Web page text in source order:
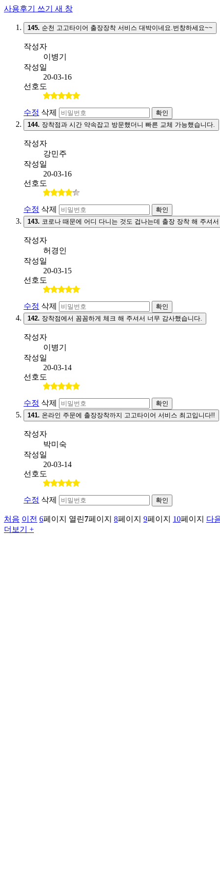
사용후기 쓰기 새 창
145. 순천 고고타이어 출장장착 서비스 대박이네요.번창하세요~~
작성자
이병기
작성일
20-03-16
선호도
수정 삭제
확인
144. 장착점과 시간 약속잡고 방문했더니 빠른 교체 가능했습니다.
작성자
강민주
작성일
20-03-16
선호도
수정 삭제
확인
143. 코로나 때문에 어디 다니는 것도 겁나는데 출장 장착 해 주셔
작성자
허경인
작성일
20-03-15
선호도
수정 삭제
확인
142. 장착점에서 꼼꼼하게 체크 해 주셔서 너무 감사했습니다.
작성자
이병기
작성일
20-03-14
선호도
수정 삭제
확인
141. 온라인 주문에 출장장착까지 고고타이어 서비스 최고입니다!!
작성자
박미숙
작성일
20-03-14
선호도
수정 삭제 확인
처음 이전 6페이지 열린7페이지 8페이지 9페이지 10페이지
다
더보기 +